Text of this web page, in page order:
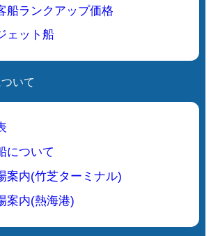
船ランクアップ価格
ェット船
いて
について
案内(竹芝ターミナル)
案内(熱海港)